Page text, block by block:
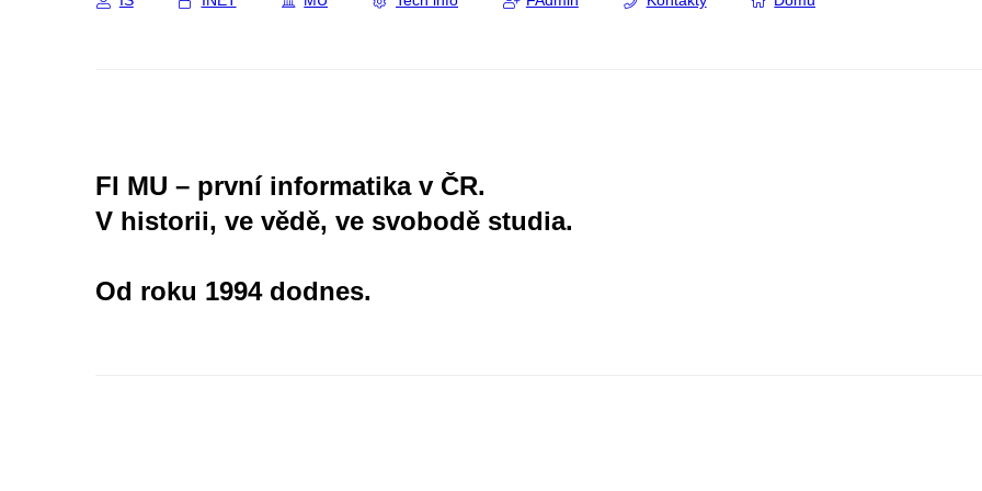
FI MU – první informatika v ČR.
V historii, ve vědě, ve svobodě studia.
Od roku 1994 dodnes.